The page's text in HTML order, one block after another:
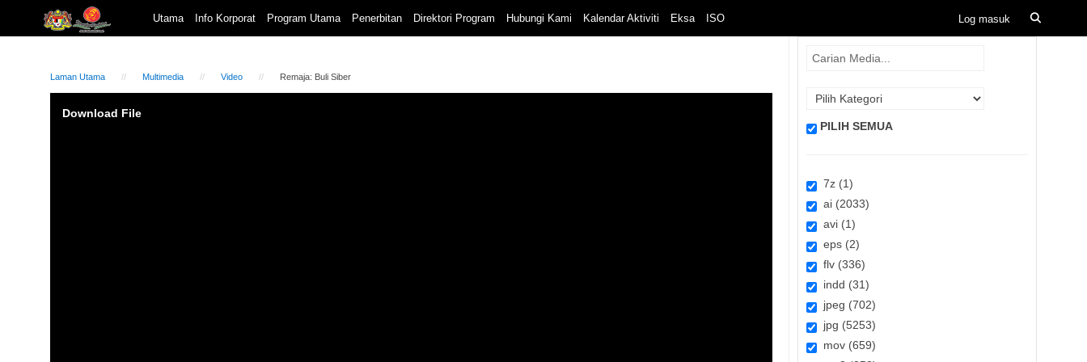
Utama Info Korporat Program Utama Penerbitan Direktori Program Hubungi Kami Kalendar Aktiviti Eksa ISO
Laman Utama Multimedia Video Remaja: Buli Siber
Player
Download File
PILIH SEMUA
7z (1)
ai (2033)
avi (1)
eps (2)
flv (336)
indd (31)
jpeg (702)
jpg (5253)
mov (659)